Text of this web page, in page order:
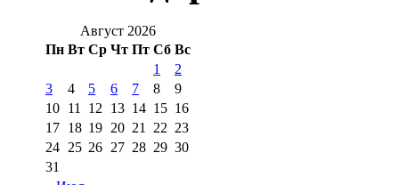
Август 2026
Пн Вт Ср Чт Пт Сб Вс
1
2
3
4 5 6 7 8
9
10 11 12 13 14 15 16
17 18 19 20 21 22 23
24 25 26 27 28 29 30
31